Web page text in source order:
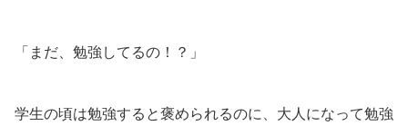
「まだ、勉強してるの！？」
学生の頃は勉強すると褒められるのに、大人になって勉強